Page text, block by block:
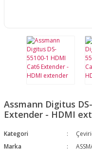
Assmann Digitus
Extender - HDMI
Kategori
Marka